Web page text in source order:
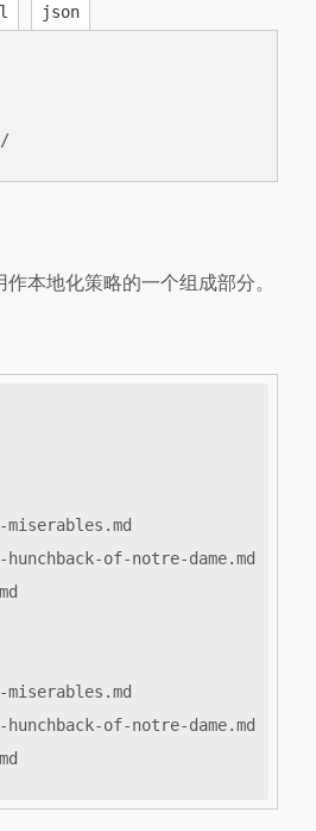
json
作本地化策略的一个组成部分。